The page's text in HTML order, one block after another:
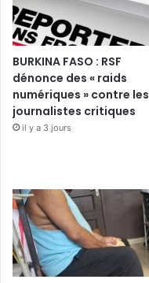
BURKINA FASO : RSF
dénonce des « raids
numériques » contre les
journalistes critiques
il y a 3 jours